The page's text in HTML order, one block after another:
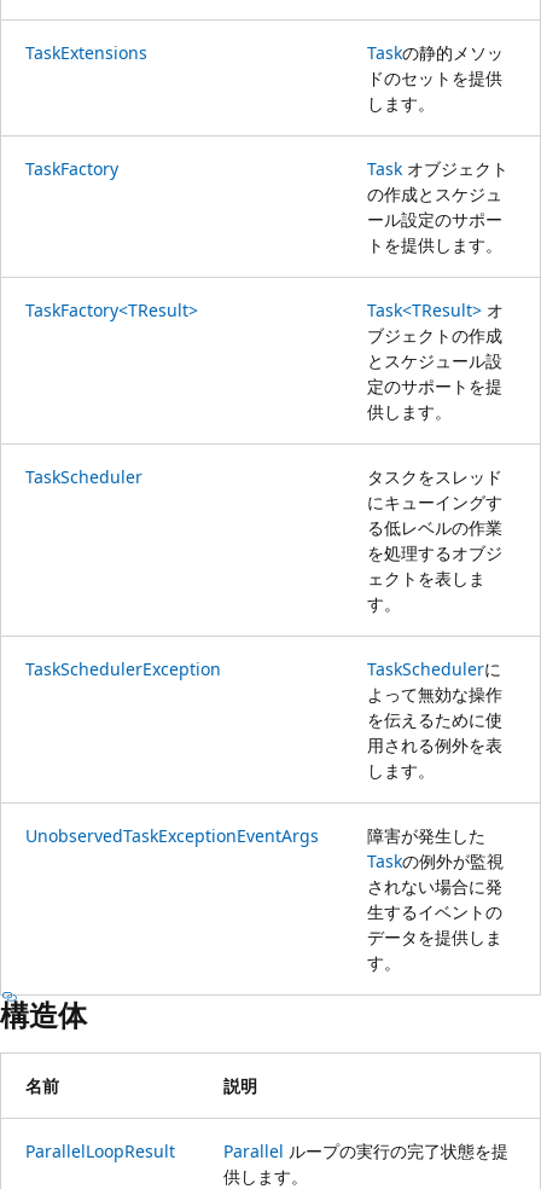
TaskExtensions Taskの静的メソッ
ドのセットを提供
します。
TaskFactory Task オブジェクト
の作成とスケジュ
ール設定のサポー
トを提供します。
TaskFactory<TResult> Task<TResult> オ
ブジェクトの作成
とスケジュール設
定のサポートを提
供します。
TaskScheduler
タスクをスレッド
にキューイングす
る低レベルの作業
を処理するオブジ
ェクトを表しま
す。
TaskSchedulerException TaskSchedulerに
よって無効な操作
を伝えるために使
用される例外を表
します。
UnobservedTaskExceptionEventArgs
障害が発生した
Taskの例外が監視
されない場合に発
生するイベントの
データを提供しま
す。
構造体
名前 説明
ParallelLoopResult Parallel ループの実行の完了状態を提
供します。